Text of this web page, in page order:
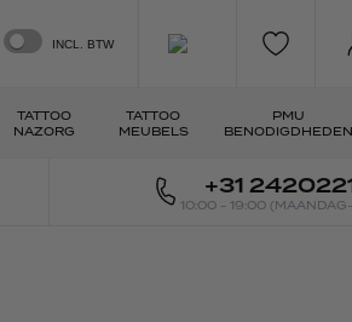
TATTOO
NAZORG
TATTOO
MEUBELS
PMU
BENODIGDHEDEN
INCL. BTW
+31
10:00 - 19:00